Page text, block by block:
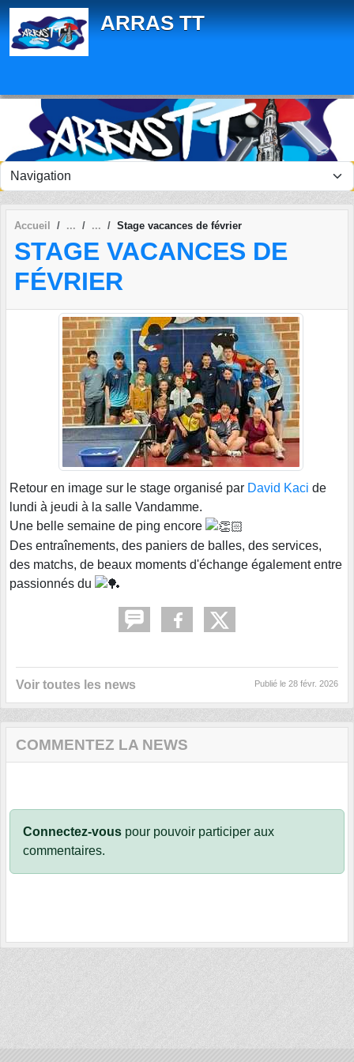
ARRAS TT
Accueil Stage vacances de février
STAGE VACANCES DE
FÉVRIER
Retour en image sur le stage organisé par David Kaci de
lundi à jeudi à la salle Vandamme.
Une belle semaine de ping encore
Des entraînements, des paniers de balles, des services,
des matchs, de beaux moments d'échange également entre
passionnés du
Voir toutes les news Publié le 28 févr. 2026
COMMENTEZ LA NEWS
Connectez-vous pour pouvoir participer aux
commentaires.
Panneau de gestion des cookies